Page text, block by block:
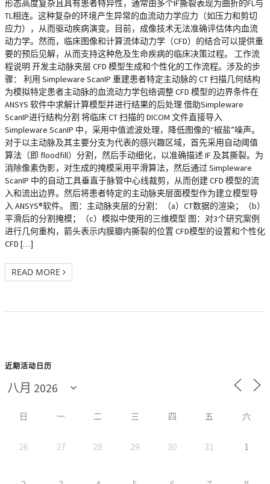
形态高度复杂且具有患者特异性，通常由多个IF撕裂表现为曲折的FL与
TL相连。这种复杂的环境产生异常的血流动力学应力（如压力和剪切
应力），从而驱动疾病演变。目前，成像技术无法准确评估体内血流
动力学。然而，临床图像和计算流体动力学（CFD）的结合可以提供重
要的预后见解，从而支持这种危及生命疾病的临床决策过程。 工作流
程说明 开发主动脉夹层 CFD 模型生成和个性化的工作流程。涉及的步
骤： 利用 Simpleware ScanIP 重建患者特定主动脉的 CT 扫描几何结构
为模拟特定患者主动脉的血流动力学包络调整 CFD 模型的边界条件在
ANSYS 软件中求解计算模型并进行结果的后处理 借助Simpleware
ScanIP进行结构分割 将临床 CT 扫描的 DICOM 文件直接导入
Simpleware ScanIP 中，采用中值滤波处理，降低图像的“椒盐”噪声。
对于以主动脉及其主要分支为代表的感兴趣区域，首先采用自动阈值
算法（即 floodfill）分割，然后手动细化，以准确描述 IF 及其撕裂。为
消除像素伪影，对生成的掩模采用平滑算法，然后通过 Simpleware
ScanIP 中的自动工具垂直于脉管中心线裁剪，从而创建 CFD 模型的流
入和流出边界。然后将患者特定的主动脉夹层面模型作为建立模型导
入 ANSYS®软件。 图：主动脉夹层的分割：（a）CT数据的渲染；（b）
平滑后的分割掩模；（c）模拟中使用的三维模型 图：对3个研究案例
进行几何重构，箭头表示内膜瓣内撕裂的位置 CFD模型的设置和个性化
CFD […]
READ MORE
近期活动日历
日 一 二 三 四 五 六
26 27 28 29 30 31 1